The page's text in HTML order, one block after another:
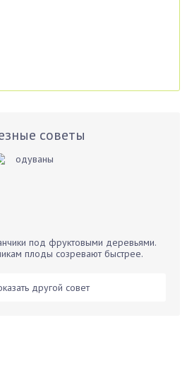
советы
под фруктовыми деревьями.
плоды созревают быстрее.
другой совет